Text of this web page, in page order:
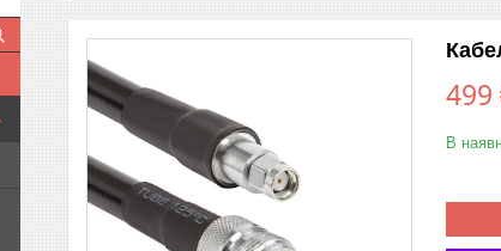
499
В